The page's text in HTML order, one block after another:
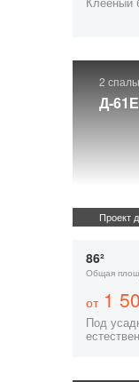
2
Д-
Проект
86²
Общая
от1
Под